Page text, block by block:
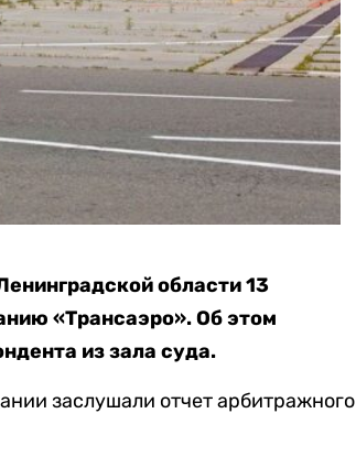
области 13
«Трансаэро». Об этом
из зала суда.
заслушали отчет арбитражного